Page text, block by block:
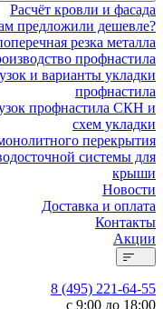
Расчёт кровли и фасада
предложили дешевле?
резка металла
профнастила
и варианты укладки
профнастила
профнастила СКН и
схем укладки
перекрытия
системы для
крыши
Новости
Доставка и оплата
Контакты
Акции
8 (495) 221-64-55
с 9:00 до 18:00